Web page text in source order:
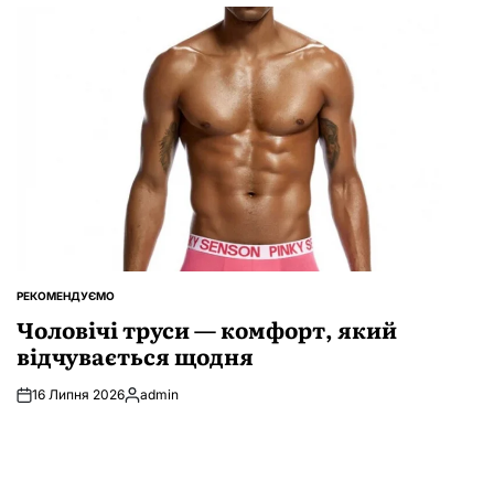
ОПУБЛІКУВАТИ
РЕКОМЕНДУЄМО
Чоловічі труси — комфорт, який
відчувається щодня
16 Липня 2026Опубліковано
admin